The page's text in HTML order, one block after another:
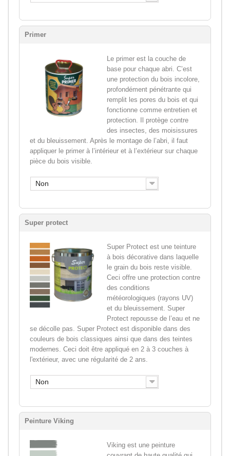
Primer
Le primer est la couche de
base pour chaque abri. C’est
une protection du bois incolore,
profondément pénétrante qui
remplit les pores du bois et qui
fonctionne comme entretien et
protection. Il protège contre
des insectes, des moisissures
et du bleuissement. Après le montage de l’abri, il faut
appliquer le primer à l’intérieur et à l’extérieur sur chaque
pièce du bois visible.
Non
Super protect
Super Protect est une teinture
à bois décorative dans laquelle
le grain du bois reste visible.
Ceci offre une protection contre
des conditions
météorologiques (rayons UV)
et du bleuissement. Super
Protect repousse de l’eau et ne
se décolle pas. Super Protect est disponible dans des
couleurs de bois classiques ainsi que dans des teintes
modernes. Ceci doit être appliqué en 2 à 3 couches à
l'extérieur, avec une régularité de 2 ans.
Non
Peinture Viking
Viking est une peinture